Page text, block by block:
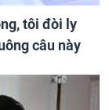
tôi đòi ly
câu này